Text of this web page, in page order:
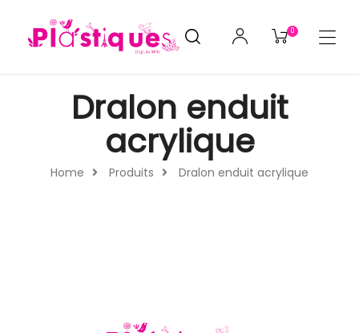
0
Home Produits Dralon enduit acrylique
Dralon enduit
acrylique